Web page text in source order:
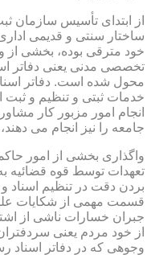
از ابتدای تأسیس سازمان
ساختار سنتی و قدیمی
خود مترقی بوده، بخشی از
تخصصی مدنی یعنی دفاتر
محول شده است. دفاتر
خدمات ثبتی و تنظیم و
انجام امور مزبور کار
جامعه را نیز انجام می دهند،
واگذاری بخشی از امور
تعهدات توسط قوه قضائیه
بردن دقت در تنظیم اسناد
قسمت مهمی از شکایات
جبران خسارات ناشی از
از خود مردم یعنی
وجوهی که در دفاتر